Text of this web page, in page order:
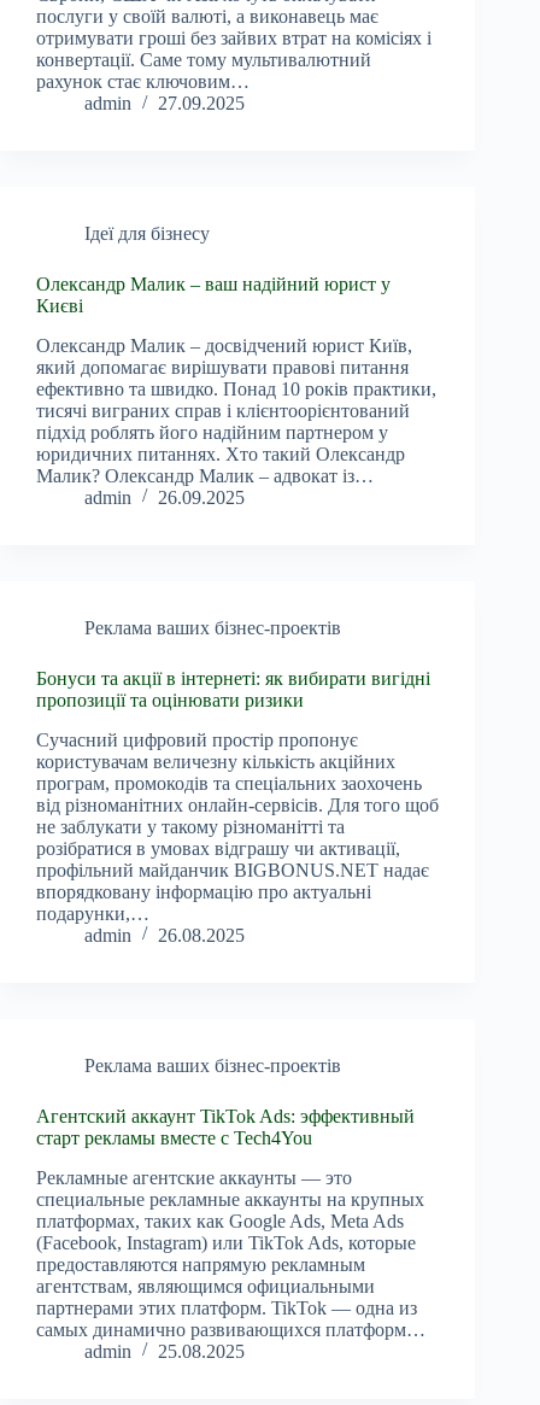
послуги у своїй валюті, а виконавець має
отримувати гроші без зайвих втрат на комісіях і
конвертації. Саме тому мультивалютний
рахунок стає ключовим…
admin
27.09.2025
Ідеї для бізнесу
Олександр Малик – ваш надійний юрист у
Києві
Олександр Малик – досвідчений юрист Київ,
який допомагає вирішувати правові питання
ефективно та швидко. Понад 10 років практики,
тисячі виграних справ і клієнтоорієнтований
підхід роблять його надійним партнером у
юридичних питаннях. Хто такий Олександр
Малик? Олександр Малик – адвокат із…
admin
26.09.2025
Реклама ваших бізнес-проектів
Бонуси та акції в інтернеті: як вибирати вигідні
пропозиції та оцінювати ризики
Сучасний цифровий простір пропонує
користувачам величезну кількість акційних
програм, промокодів та спеціальних заохочень
від різноманітних онлайн-сервісів. Для того щоб
не заблукати у такому різноманітті та
розібратися в умовах відграшу чи активації,
профільний майданчик BIGBONUS.NET надає
впорядковану інформацію про актуальні
подарунки,…
admin
26.08.2025
Реклама ваших бізнес-проектів
Агентский аккаунт TikTok Ads: эффективный
старт рекламы вместе с Tech4You
Рекламные агентские аккаунты — это
специальные рекламные аккаунты на крупных
платформах, таких как Google Ads, Meta Ads
(Facebook, Instagram) или TikTok Ads, которые
предоставляются напрямую рекламным
агентствам, являющимся официальными
партнерами этих платформ. TikTok — одна из
самых динамично развивающихся платформ…
admin
25.08.2025